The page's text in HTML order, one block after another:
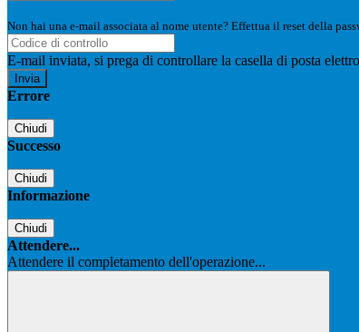
Non hai una e-mail associata al nome utente? Effettua il reset della
E-mail inviata, si prega di controllare la casella di posta
Errore
Chiudi
Successo
Chiudi
Informazione
Chiudi
Attendere...
Attendere il completamento dell'operazione...